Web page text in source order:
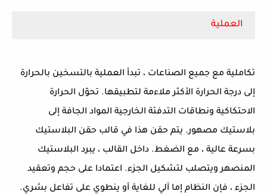
العملية
تكاملية مع جميع الصناعات ، تبدأ العملية بالتسخين بالحرارة
إلى درجة الحرارة الأكثر ملاءمة لتطبيقها. تحوّل الحرارة
الاحتكاكية ونطاقات التدفئة الخارجية المواد الجافة إلى
بلاستيك مصهور. يتم حقن هذا في قالب حقن البلاستيك
بسرعة عالية ، مع الضغط. داخل القالب ، يبرد البلاستيك
المنصهر ويتصلب لتشكيل الجزء. اعتمادا على حجم وتعقيد
الجزء ، فإن النظام إما آلي للغاية أو ينطوي على تفاعل بشري.